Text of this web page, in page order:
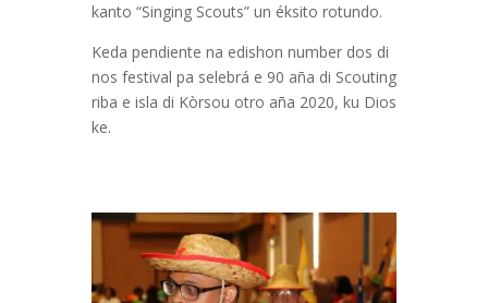
kanto “Singing Scouts” un éksito rotundo.
Keda pendiente na edishon number dos di
nos festival pa selebrá e 90 aña di Scouting
riba e isla di Kòrsou otro aña 2020, ku Dios
ke.